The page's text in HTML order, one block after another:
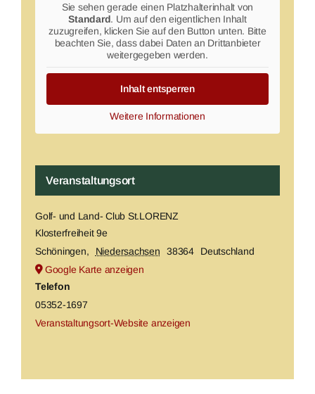
Veranstaltungsort
Golf- und Land- Club St.LORENZ
Klosterfreiheit 9e
Schöningen, Niedersachsen 38364
Deutschland
Google Karte anzeigen
Telefon
05352-1697
Veranstaltungsort-Website anzeigen
Sie sehen gerade einen Platzhalterinhalt von
Standard. Um auf den eigentlichen Inhalt
zuzugreifen, klicken Sie auf den Button unten. Bitte
beachten Sie, dass dabei Daten an Drittanbieter
weitergegeben werden.
Inhalt entsperren
Weitere Informationen